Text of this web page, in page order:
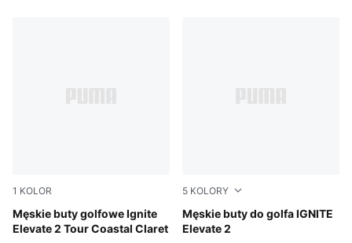
1 KOLOR
Męskie buty golfowe Ignite
Elevate 2 Tour Coastal Claret
Warm White-Alpine Snow-Midnight Petrol
5 KOLORY
Męskie buty do golfa IGNITE
Elevate 2
PUMA White-Dark Indigo-